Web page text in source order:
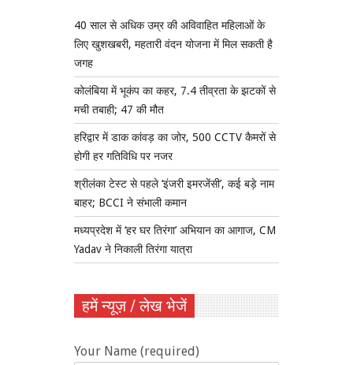
40 साल से अधिक उम्र की अविवाहित महिलाओं के
लिए खुशखबरी, महतारी वंदन योजना में मिल सकती है
जगह
कोलंबिया में भूकंप का कहर, 7.4 तीव्रता के झटकों से
मची तबाही; 47 की मौत
हरिद्वार में डाक कांवड़ का जोर, 500 CCTV कैमरों से
होगी हर गतिविधि पर नजर
श्रीलंका टेस्ट से पहले ‘इंजरी इमरजेंसी’, कई बड़े नाम
बाहर; BCCI ने संभाली कमान
मध्यप्रदेश में ‘हर घर तिरंगा’ अभियान का आगाज, CM
Yadav ने निकाली तिरंगा यात्रा
हमें न्यूज़ / लेख भेजें
Your Name (required)